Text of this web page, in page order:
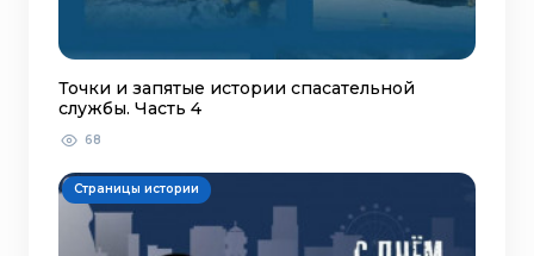
Точки и запятые истории спасательной
службы. Часть 4
68
Страницы истории